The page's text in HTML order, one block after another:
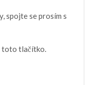
spojte se prosím s
toto tlačítko.